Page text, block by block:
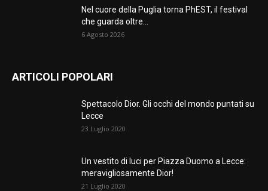
Nel cuore della Puglia torna PhEST, il festival
che guarda oltre...
6 Agosto 2026
ARTICOLI POPOLARI
Spettacolo Dior. Gli occhi del mondo puntati su
Lecce
23 Luglio 2020
Un vestito di luci per Piazza Duomo a Lecce:
meravigliosamente Dior!
21 Luglio 2020